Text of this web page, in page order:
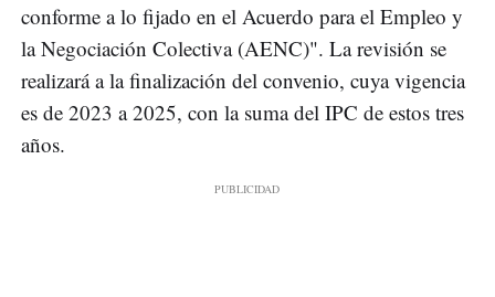
conforme a lo fijado en el Acuerdo para el Empleo y
la Negociación Colectiva (AENC)". La revisión se
realizará a la finalización del convenio, cuya vigencia
es de 2023 a 2025, con la suma del IPC de estos tres
años.